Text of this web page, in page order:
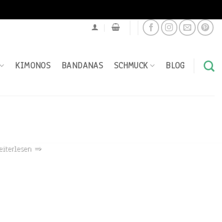
KIMONOS BANDANAS SCHMUCK BLOG
⇒